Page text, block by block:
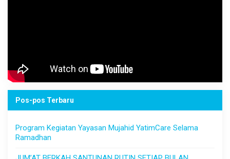
Pos-pos Terbaru
Program Kegiatan Yayasan Mujahid YatimCare Selama
Ramadhan